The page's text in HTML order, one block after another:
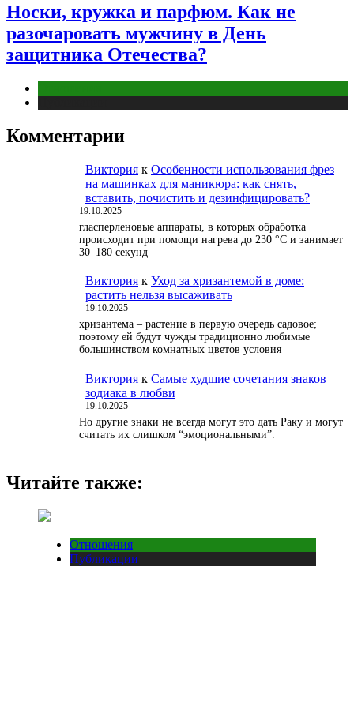
Носки, кружка и парфюм. Как не
разочаровать мужчину в День
защитника Отечества?
Комментарии
Виктория к Особенности использования фрез
на машинках для маникюра: как снять,
вставить, почистить и дезинфицировать?
19.10.2025
гласперленовые аппараты, в которых обработка
происходит при помощи нагрева до 230 °С и занимает
30–180 секунд
Виктория к Уход за хризантемой в доме:
растить нельзя высаживать
19.10.2025
хризантема – растение в первую очередь садовое;
поэтому ей будут чужды традиционно любимые
большинством комнатных цветов условия
Виктория к Самые худшие сочетания знаков
зодиака в любви
19.10.2025
Но другие знаки не всегда могут это дать Раку и могут
считать их слишком “эмоциональными”.
Читайте также:
Отношения
Публикации